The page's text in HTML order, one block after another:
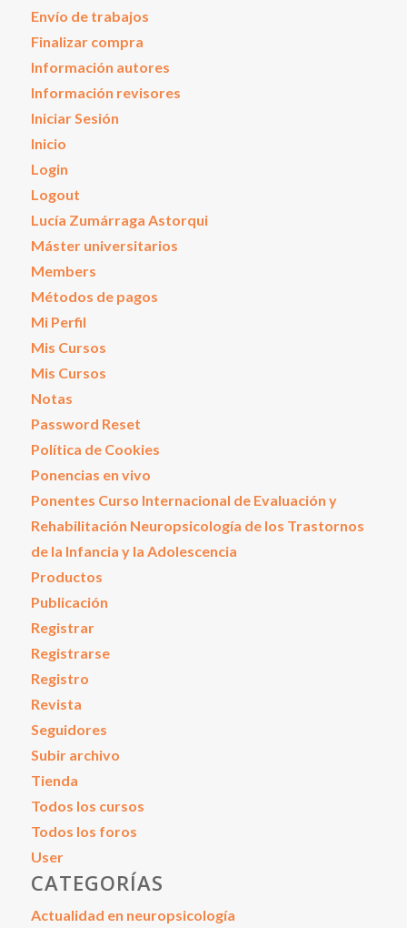
Envío de trabajos
Finalizar compra
Información autores
Información revisores
Iniciar Sesión
Inicio
Login
Logout
Lucía Zumárraga Astorqui
Máster universitarios
Members
Métodos de pagos
Mi Perfil
Mis Cursos
Mis Cursos
Notas
Password Reset
Política de Cookies
Ponencias en vivo
Ponentes Curso Internacional de Evaluación y
Rehabilitación Neuropsicología de los Trastornos
de la Infancia y la Adolescencia
Productos
Publicación
Registrar
Registrarse
Registro
Revista
Seguidores
Subir archivo
Tienda
Todos los cursos
Todos los foros
User
CATEGORÍAS
Actualidad en neuropsicología